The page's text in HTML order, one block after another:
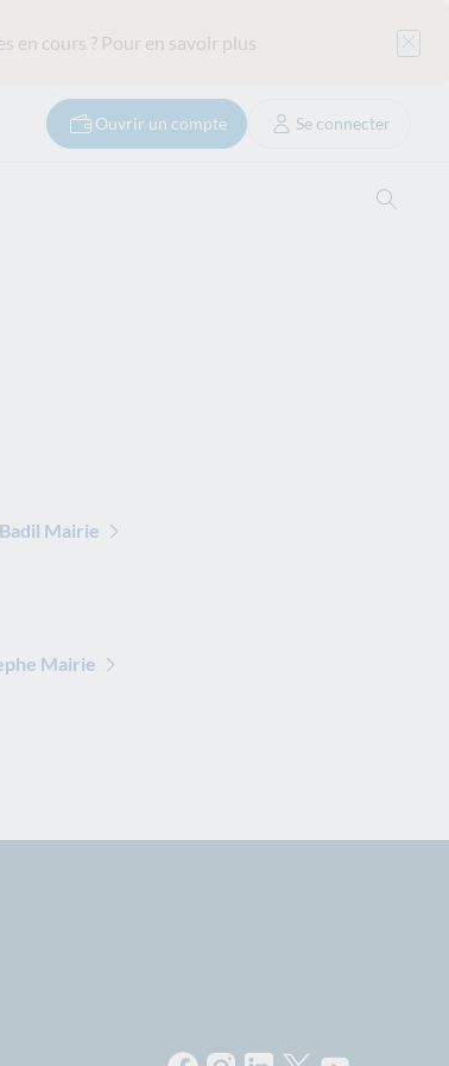
en cours ? Pour en savoir plus
Ouvrir un compte Se connecter
Mairie
Mairie